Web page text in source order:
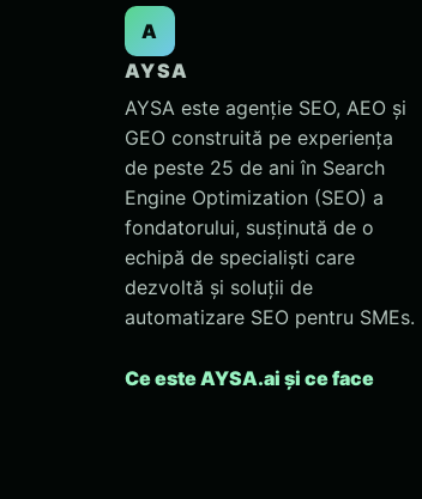
A
AYSA
AYSA este agenție SEO, AEO și
GEO construită pe experiența
de peste 25 de ani în Search
Engine Optimization (SEO) a
fondatorului, susținută de o
echipă de specialiști care
dezvoltă și soluții de
automatizare SEO pentru SMEs.
Ce este AYSA.ai și ce face